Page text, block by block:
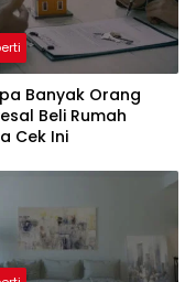
Banyak Orang
Beli Rumah
Cek Ini